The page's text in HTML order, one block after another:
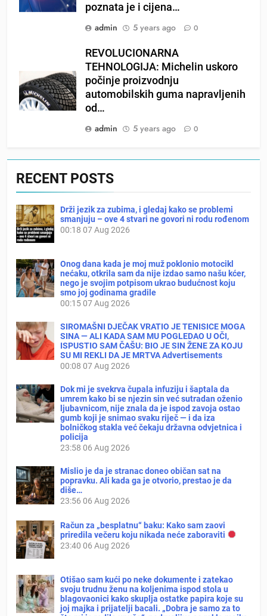
poznata je i cijena…
admin
5 years ago 0
REVOLUCIONARNA
TEHNOLOGIJA: Michelin uskoro
počinje proizvodnju
automobilskih guma napravljenih
od…
admin
5 years ago 0
RECENT POSTS
Drži jezik za zubima, i gledaj kako se problemi
smanjuju – ove 4 stvari ne govori ni rodu rođenom
00:18 07 Aug 2026
Onog dana kada je moj muž poklonio motocikl
nećaku, otkrila sam da nije izdao samo našu kćer,
nego je svojim potpisom ukrao budućnost koju
smo joj godinama gradile
00:1507 Aug 2026
SIROMAŠNI DJEČAK VRATIO JE TENISICE MOGA
SINA — ALI KADA SAM MU POGLEDAO U OČI,
ISPUSTIO SAM ČAŠU: BIO JE SIN ŽENE ZA KOJU
SU MI REKLI DA JE MRTVA Advertisements
00:08 07 Aug 2026
Dok mi je svekrva čupala infuziju i šaptala da
umrem kako bi se njezin sin već sutradan oženio
ljubavnicom, nije znala da je ispod zavoja ostao
gumb koji je snimao svaku riječ — i da iza
bolničkog stakla već čekaju državna odvjetnica i
policija
23:58 06 Aug 2026
Mislio je da je stranac doneo običan sat na
popravku. Ali kada ga je otvorio, prestao je da
diše…
23:56 06 Aug 2026
Račun za „besplatnu“ baku: Kako sam zaovi
priredila večeru koju nikada neće zaboraviti
23:40 06 Aug 2026
Otišao sam kući po neke dokumente i zatekao
svoju trudnu ženu na koljenima ispod stola u
blagovaonici kako skuplja ostatke papira koje su
joj majka i prijatelji bacali. „Dobra je samo za to